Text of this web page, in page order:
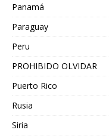
Panamá
Paraguay
Peru
PROHIBIDO OLVIDAR
Puerto Rico
Rusia
Siria